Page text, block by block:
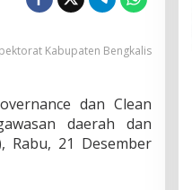
Kabupaten Bengkalis
dan Clean
daerah dan
Rabu, 21 Desember